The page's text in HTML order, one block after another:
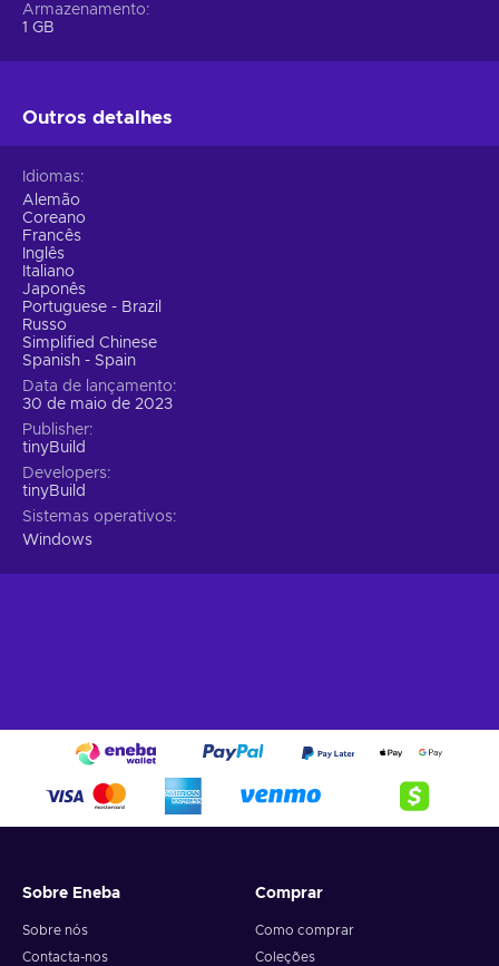
Armazenamento
1 GB
Outros detalhes
Idiomas
Alemão
Coreano
Francês
Inglês
Italiano
Japonês
Portuguese - Brazil
Russo
Simplified Chinese
Spanish - Spain
Data de lançamento
30 de maio de 2023
Publisher
tinyBuild
Developers
tinyBuild
Sistemas operativos
Windows
Sobre Eneba
Sobre nós
Contacta-nos
Comprar
Como comprar
Coleções